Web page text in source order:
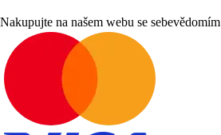
Nakupujte na našem webu se sebevědomím